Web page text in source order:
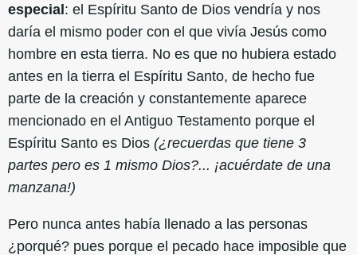
especial: el Espíritu Santo de Dios vendría y nos
daría el mismo poder con el que vivía Jesús como
hombre en esta tierra. No es que no hubiera estado
antes en la tierra el Espíritu Santo, de hecho fue
parte de la creación y constantemente aparece
mencionado en el Antiguo Testamento porque el
Espíritu Santo es Dios (¿recuerdas que tiene 3
partes pero es 1 mismo Dios?... ¡acuérdate de una
manzana!)
Pero nunca antes había llenado a las personas
¿porqué? pues porque el pecado hace imposible que